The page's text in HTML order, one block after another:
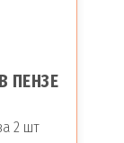
ПЕНЗЕ
2 шт